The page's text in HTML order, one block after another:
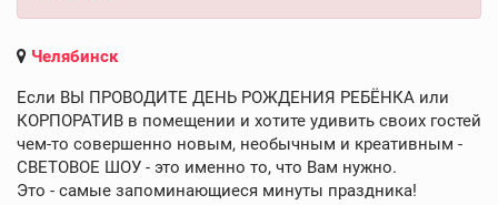
Челябинск
Если ВЫ ПРОВОДИТЕ ДЕНЬ РОЖДЕНИЯ РЕБЁНКА или
КОРПОРАТИВ в помещении и хотите удивить своих гостей
чем-то совершенно новым, необычным и креативным -
СВЕТОВОЕ ШОУ - это именно то, что Вам нужно.
Это - самые запоминающиеся минуты праздника!